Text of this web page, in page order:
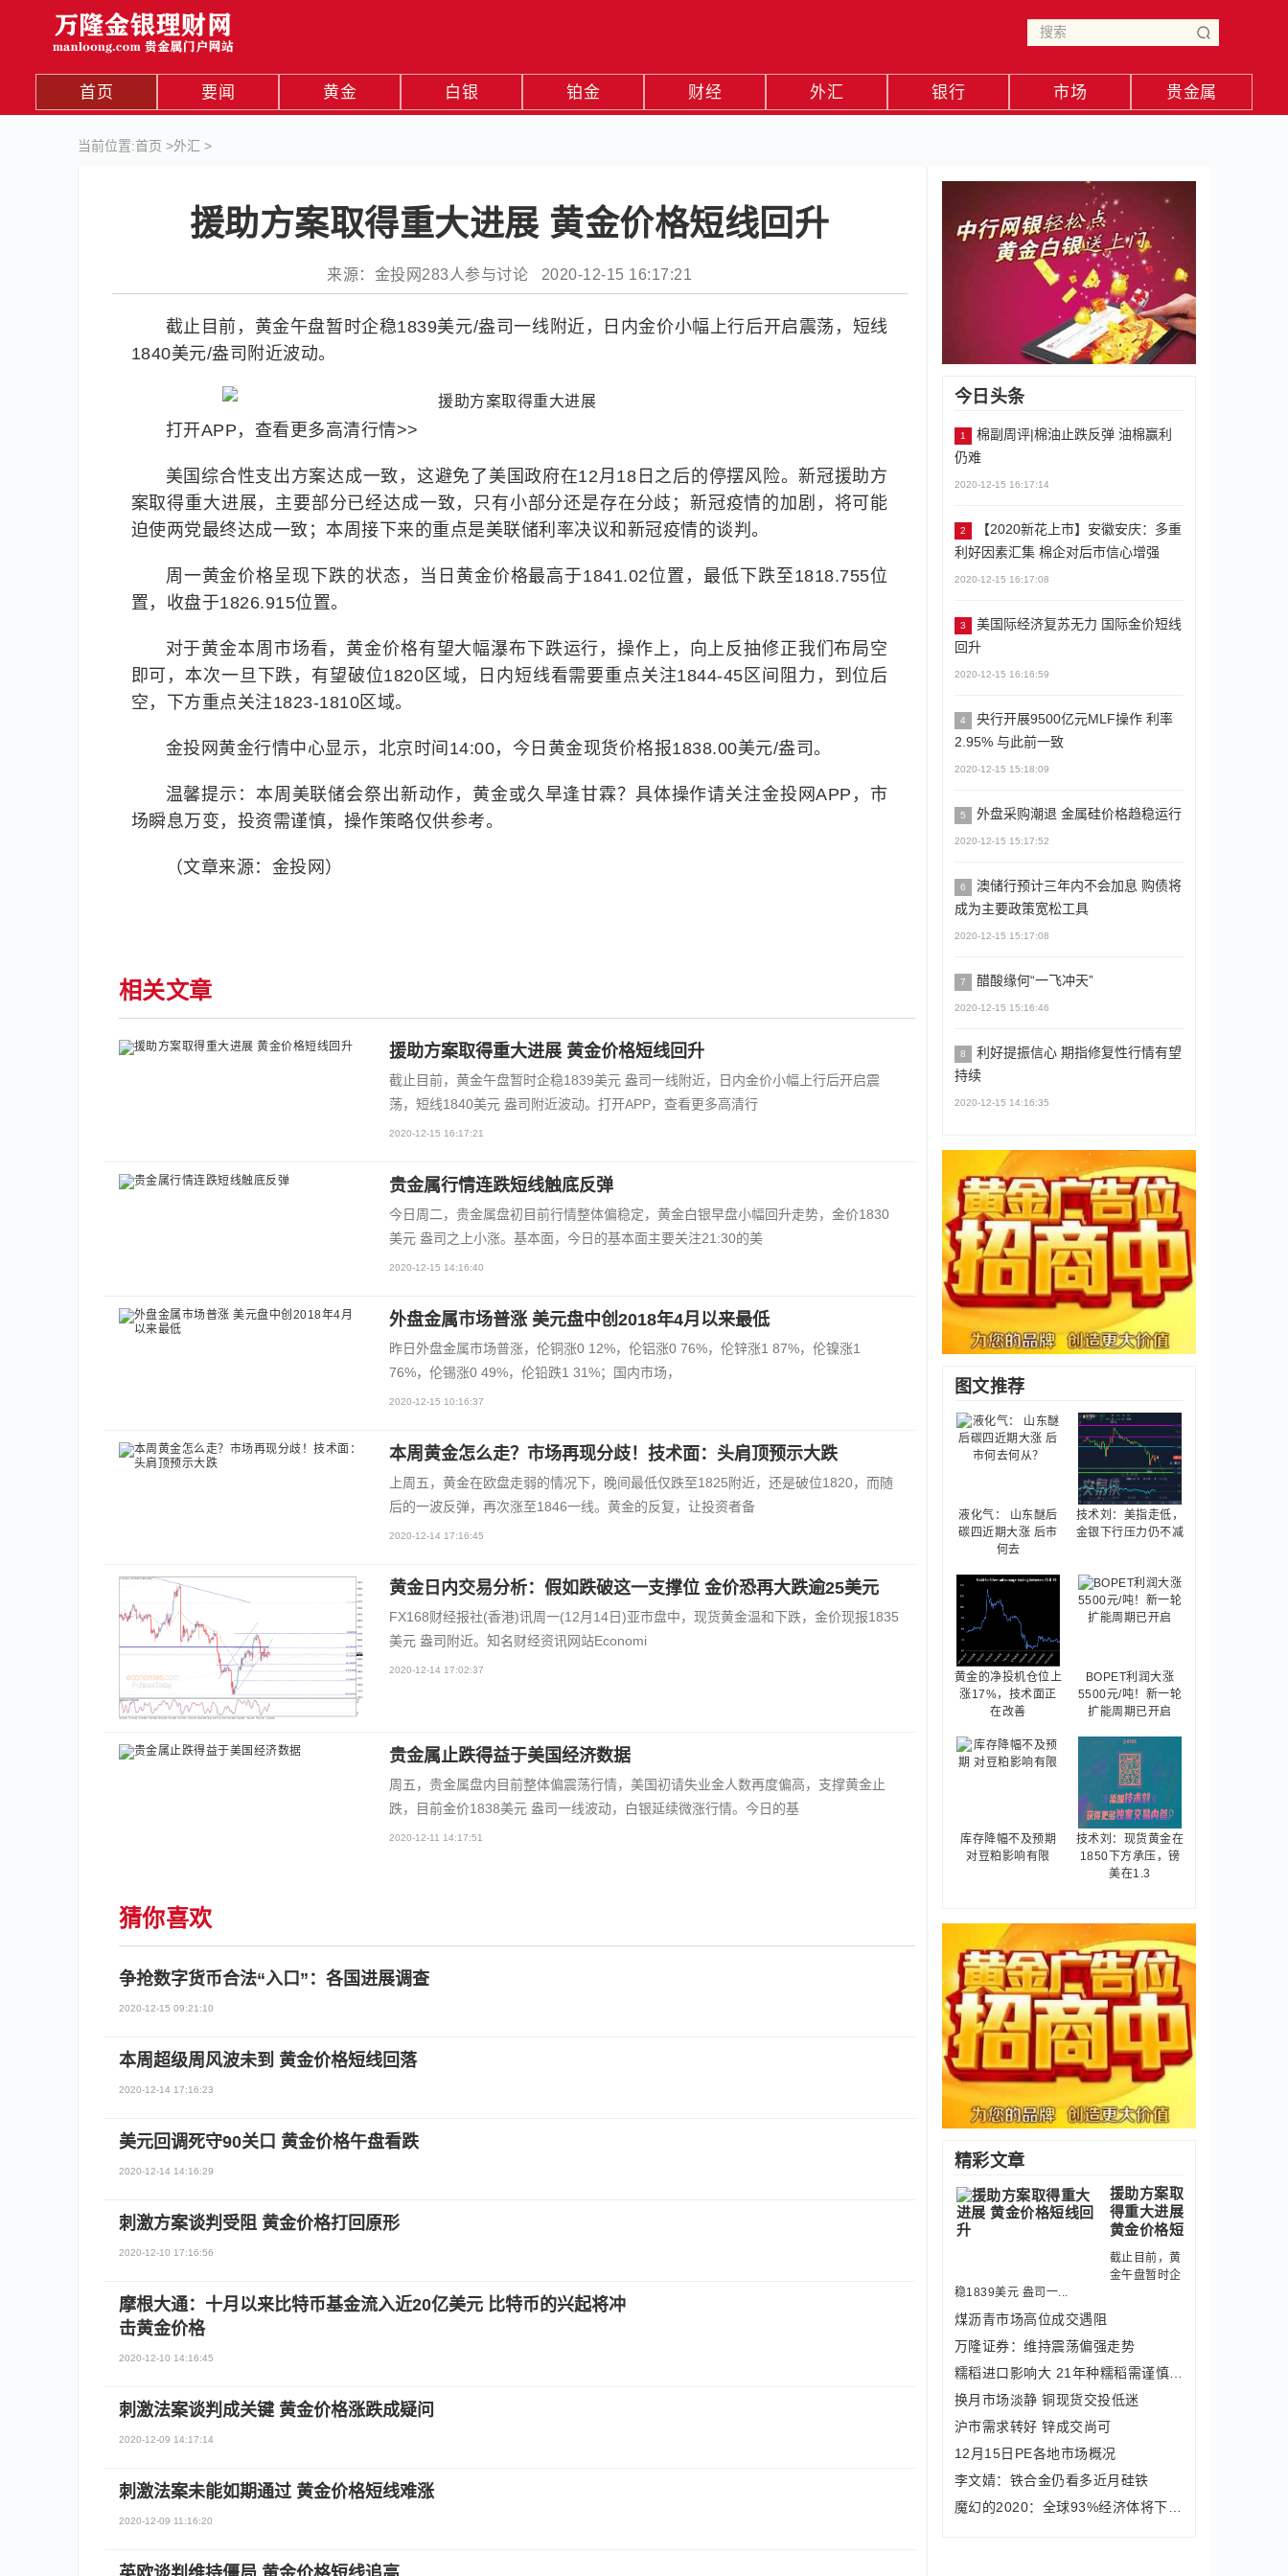
首页 要闻 黄金 白银 铂金 财经 外汇 银行 市场 贵金属
当前位置:首页 >外汇 >
援助方案取得重大进展 黄金价格短线回升
来源：金投网283人参与讨论 2020-12-15 16:17:21
截止目前，黄金午盘暂时企稳1839美元/盎司一线附近，日内金价小幅上行后开启震荡，短线
1840美元/盎司附近波动。
打开APP，查看更多高清行情>>
美国综合性支出方案达成一致，这避免了美国政府在12月18日之后的停摆风险。新冠援助方
案取得重大进展，主要部分已经达成一致，只有小部分还是存在分歧；新冠疫情的加剧，将可能
迫使两党最终达成一致；本周接下来的重点是美联储利率决议和新冠疫情的谈判。
周一黄金价格呈现下跌的状态，当日黄金价格最高于1841.02位置，最低下跌至1818.755位
置，收盘于1826.915位置。
对于黄金本周市场看，黄金价格有望大幅瀑布下跌运行，操作上，向上反抽修正我们布局空
即可，本次一旦下跌，有望破位1820区域，日内短线看需要重点关注1844-45区间阻力，到位后
空，下方重点关注1823-1810区域。
金投网黄金行情中心显示，北京时间14:00，今日黄金现货价格报1838.00美元/盎司。
温馨提示：本周美联储会祭出新动作，黄金或久旱逢甘霖？具体操作请关注金投网APP，市
场瞬息万变，投资需谨慎，操作策略仅供参考。
（文章来源：金投网）
相关文章
援助方案取得重大进展 黄金价格短线回升
截止目前，黄金午盘暂时企稳1839美元 盎司一线附近，日内金价小幅上行后开启震
荡，短线1840美元 盎司附近波动。打开APP，查看更多高清行
2020-12-15 16:17:21
贵金属行情连跌短线触底反弹
今日周二，贵金属盘初目前行情整体偏稳定，黄金白银早盘小幅回升走势，金价1830
美元 盎司之上小涨。基本面，今日的基本面主要关注21:30的美
2020-12-15 14:16:40
外盘金属市场普涨 美元盘中创2018年4月以来最低
昨日外盘金属市场普涨，伦铜涨0 12%，伦铝涨0 76%，伦锌涨1 87%，伦镍涨1
76%，伦锡涨0 49%，伦铅跌1 31%；国内市场，
2020-12-15 10:16:37
本周黄金怎么走？市场再现分歧！技术面：头肩顶预示大跌
上周五，黄金在欧盘走弱的情况下，晚间最低仅跌至1825附近，还是破位1820，而随
后的一波反弹，再次涨至1846一线。黄金的反复，让投资者备
2020-12-14 17:16:45
黄金日内交易分析：假如跌破这一支撑位 金价恐再大跌逾25美元
FX168财经报社(香港)讯周一(12月14日)亚市盘中，现货黄金温和下跌，金价现报1835
美元 盎司附近。知名财经资讯网站Economi
2020-12-14 17:02:37
贵金属止跌得益于美国经济数据
周五，贵金属盘内目前整体偏震荡行情，美国初请失业金人数再度偏高，支撑黄金止
跌，目前金价1838美元 盎司一线波动，白银延续微涨行情。今日的基
2020-12-11 14:17:51
猜你喜欢
争抢数字货币合法“入口”：各国进展调查
2020-12-15 09:21:10
本周超级周风波未到 黄金价格短线回落
2020-12-14 17:16:23
美元回调死守90关口 黄金价格午盘看跌
2020-12-14 14:16:29
刺激方案谈判受阻 黄金价格打回原形
2020-12-10 17:16:56
摩根大通：十月以来比特币基金流入近20亿美元 比特币的兴起将冲
击黄金价格
2020-12-10 14:16:45
刺激法案谈判成关键 黄金价格涨跌成疑问
2020-12-09 14:17:14
刺激法案未能如期通过 黄金价格短线难涨
2020-12-09 11:16:20
今日头条
1
棉副周评|棉油止跌反弹 油棉赢利
仍难
2020-12-15 16:17:14
2
【2020新花上市】安徽安庆：多重
利好因素汇集 棉企对后市信心增强
2020-12-15 16:17:08
3
美国际经济复苏无力 国际金价短线
回升
2020-12-15 16:16:59
4
央行开展9500亿元MLF操作 利率
2.95% 与此前一致
2020-12-15 15:18:09
5 外盘采购潮退 金属硅价格趋稳运行
2020-12-15 15:17:52
6
澳储行预计三年内不会加息 购债将
成为主要政策宽松工具
2020-12-15 15:17:08
7 醋酸缘何“一飞冲天”
2020-12-15 15:16:46
8
利好提振信心 期指修复性行情有望
持续
2020-12-15 14:16:35
图文推荐
液化气： 山东醚后
碳四近期大涨 后市
何去
技术刘：美指走低，
金银下行压力仍不减
黄金的净投机仓位上
涨17%，技术面正
在改善
BOPET利润大涨
5500元/吨！新一轮
扩能周期已开启
库存降幅不及预期
对豆粕影响有限
技术刘：现货黄金在
1850下方承压，镑
美在1.3
精彩文章
援助方案取
得重大进展
黄金价格短
截止目前，黄
金午盘暂时企
稳1839美元 盎司一...
煤沥青市场高位成交遇阻
万隆证券：维持震荡偏强走势
换月市场淡静 铜现货交投低迷
沪市需求转好 锌成交尚可
12月15日PE各地市场概况
李文婧：铁合金仍看多近月硅铁